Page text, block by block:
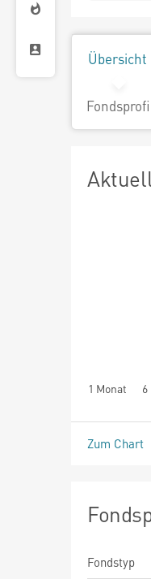
Übersicht
1 Monat 6
seit Beginn
Zum Chart
Fondstyp